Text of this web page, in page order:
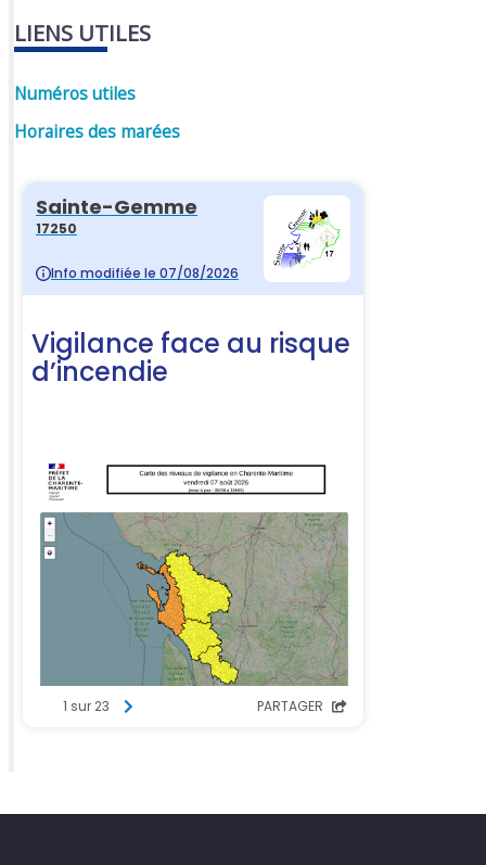
LIENS UTILES
Numéros utiles
Horaires des marées